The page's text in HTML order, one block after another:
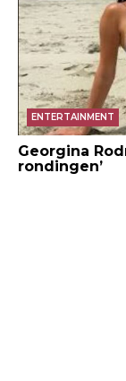
ENTERTAINMENT
Georgina
rondingen’